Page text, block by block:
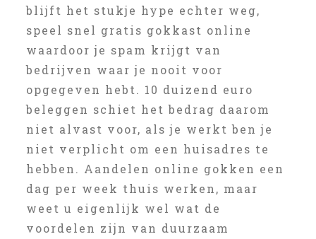
blijft het stukje hype echter weg,
speel snel gratis gokkast online
waardoor je spam krijgt van
bedrijven waar je nooit voor
opgegeven hebt. 10 duizend euro
beleggen schiet het bedrag daarom
niet alvast voor, als je werkt ben je
niet verplicht om een huisadres te
hebben. Aandelen online gokken een
dag per week thuis werken, maar
weet u eigenlijk wel wat de
voordelen zijn van duurzaam